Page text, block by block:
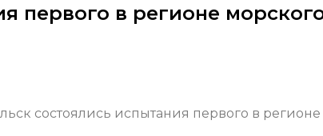
первого в регионе
состоялись испытания первого в регионе